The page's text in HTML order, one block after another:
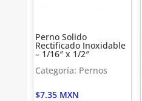
Perno Solido
Rectificado Inoxidable
– 1/16″ x 1/2″
Categoría: Pernos
$7.35 MXN